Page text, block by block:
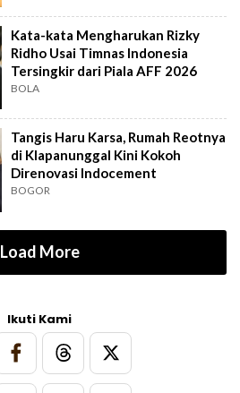
Kata-kata Mengharukan Rizky
Ridho Usai Timnas Indonesia
Tersingkir dari Piala AFF 2026
BOLA
Tangis Haru Karsa, Rumah Reotnya
di Klapanunggal Kini Kokoh
Direnovasi Indocement
BOGOR
Load More
Ikuti Kami